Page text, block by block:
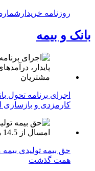
روزنامه
بانک و بیمه
اجرای برنامه تحول
کارمزدی و بازسازی
همت گذشت